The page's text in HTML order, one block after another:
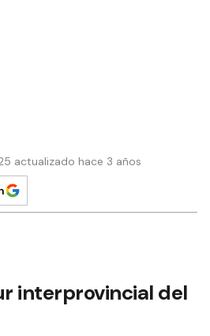
actualizado hace 3 años
interprovincial del